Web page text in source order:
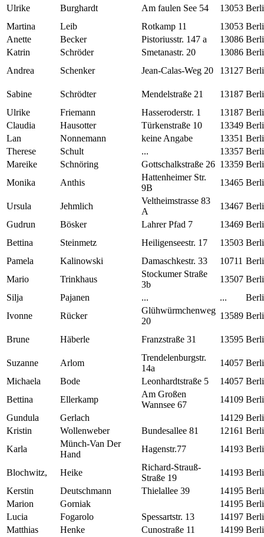
Ulrike Burghardt Am faulen See 54 13053
Martina
Leib Rotkamp 11 13053
Anette
Becker Pistoriusstr. 147 a 13086
Katrin
Schröder Smetanastr. 20 13086
Andrea
Schenker Jean-Calas-Weg 20 13127
Sabine Schrödter Mendelstraße 21 13187
Ulrike
Friemann Hasseroderstr. 1 13187
Claudia
Hausotter Türkenstraße 10 13349
Lan
Nonnemann keine Angabe 13351
Therese
Schult ... 13357
Mareike
Schnöring Gottschalkstraße 26 13359
Monika
Anthis
Hattenheimer Str.
9B
13465
Ursula Jehmlich
Veltheimstrasse 83
A
13467
Gudrun
Bösker Lahrer Pfad 7 13469
Bettina
Steinmetz Heiligenseestr. 17 13503
Pamela
Kalinowski Damaschkestr. 33 10711
Mario
Trinkhaus
Stockumer Straße
3b
13507
Silja
Pajanen ... ...
Ivonne
Rücker
Glühwürmchenweg
20
13589
Brune Häberle Franzstraße 31 13595
Suzanne Arlom
Trendelenburgstr.
14a
14057
Michaela
Bode Leonhardtstraße 5 14057
Bettina
Ellerkamp
Am Großen
Wannsee 67
14109
Gundula
Gerlach 14129
Kristin
Wollenweber Bundesallee 81 12161
Karla
Münch-Van Der
Hand
Hagenstr.77 14193
Blochwitz, Heike
Richard-Strauß-
Straße 19
14193
Kerstin
Deutschmann Thielallee 39 14195
Marion
Gorniak 14195
Lucia
Fogarolo Spessartstr. 13 14197
Matthias
Henke Cunostraße 11 14199